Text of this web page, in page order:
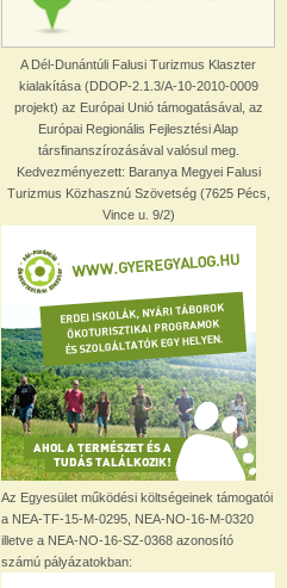
A Dél-Dunántúli Falusi Turizmus Klaszter
kialakítása (DDOP-2.1.3/A-10-2010-0009
projekt) az Európai Unió támogatásával, az
Európai Regionális Fejlesztési Alap
társfinanszírozásával valósul meg.
Kedvezményezett: Baranya Megyei Falusi
Turizmus Közhasznú Szövetség (7625 Pécs,
Vince u. 9/2)
Az Egyesület működési költségeinek támogatói
a NEA-TF-15-M-0295, NEA-NO-16-M-0320
illetve a NEA-NO-16-SZ-0368 azonosító
számú pályázatokban: